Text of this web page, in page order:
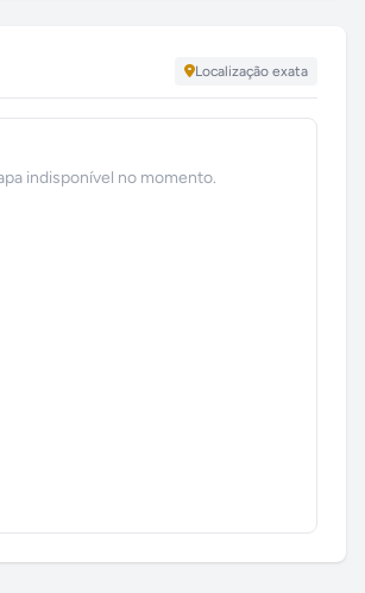
Localização exata
indisponível no momento.